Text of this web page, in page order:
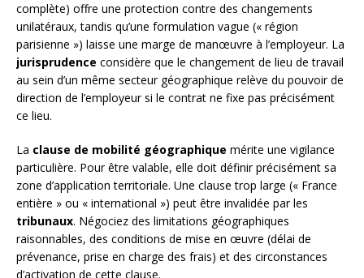
complète) offre une protection contre des changements
unilatéraux, tandis qu’une formulation vague (« région
parisienne ») laisse une marge de manœuvre à l’employeur. La
jurisprudence considère que le changement de lieu de travail
au sein d’un même secteur géographique relève du pouvoir de
direction de l’employeur si le contrat ne fixe pas précisément
ce lieu.
La clause de mobilité géographique mérite une vigilance
particulière. Pour être valable, elle doit définir précisément sa
zone d’application territoriale. Une clause trop large (« France
entière » ou « international ») peut être invalidée par les
tribunaux. Négociez des limitations géographiques
raisonnables, des conditions de mise en œuvre (délai de
prévenance, prise en charge des frais) et des circonstances
d’activation de cette clause.